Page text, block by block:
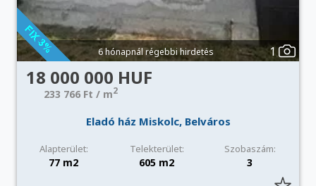
6 hónapnál régebbi hirdetés 1
18 000 000 HUF
233 766 Ft / m2
Eladó ház Miskolc, Belváros
Alapterület: Telekterület: Szobaszám:
77 m2 605 m2 3